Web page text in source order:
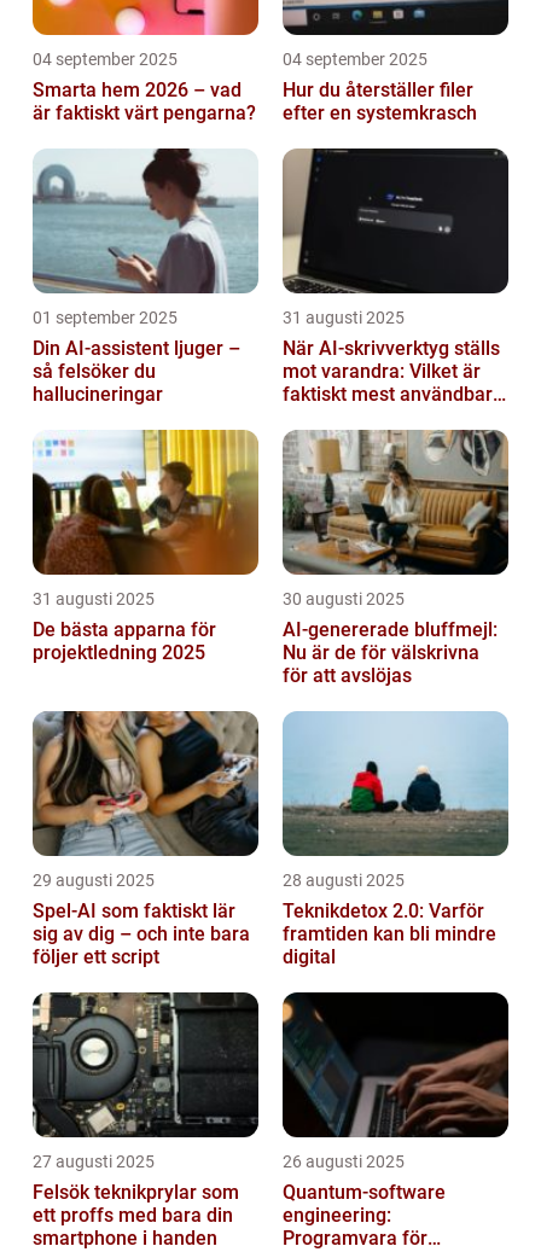
04 september 2025
Smarta hem 2026 – vad
är faktiskt värt pengarna?
04 september 2025
Hur du återställer filer
efter en systemkrasch
01 september 2025
Din AI-assistent ljuger –
så felsöker du
hallucineringar
31 augusti 2025
När AI-skrivverktyg ställs
mot varandra: Vilket är
faktiskt mest användbart
31 augusti 2025
De bästa apparna för
projektledning 2025
30 augusti 2025
AI-genererade bluffmejl:
Nu är de för välskrivna
för att avslöjas
29 augusti 2025
Spel-AI som faktiskt lär
sig av dig – och inte bara
följer ett script
28 augusti 2025
Teknikdetox 2.0: Varför
framtiden kan bli mindre
digital
27 augusti 2025
Felsök teknikprylar som
ett proffs med bara din
smartphone i handen
26 augusti 2025
Quantum‑software
engineering:
Programvara för